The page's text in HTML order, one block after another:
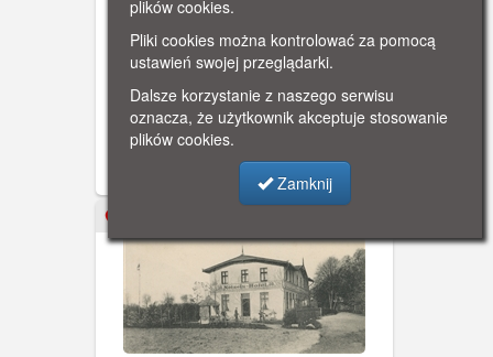
Gdańsk, Jelitkowo, Hotel
Posejdon
Pocztówka reklamowa Hotelu Orbis
Posejdon w Gdańsku-Jelitkowie.
Budowę hotelu rozpoczęto w sierpniu
1975, ukończono w październiku 1976
roku. Generalnym wykonawcą była
francuska firma Sodeteg (w latach 70.
budująca podobne obiekty także w
innych miastach Polski), pracami
kierował inż. Bernard Morigur, nadzór
sprawował inż. Marian Wgulatti, wystrój
wnętrza opracowała Elżbieta
Baranowska-Hałas.
plików cookies.
Pliki cookies można kontrolować za pomocą
ustawień swojej przeglądarki.
Dalsze korzystanie z naszego serwisu
oznacza, że użytkownik akceptuje stosowanie
plików cookies.
Zamknij